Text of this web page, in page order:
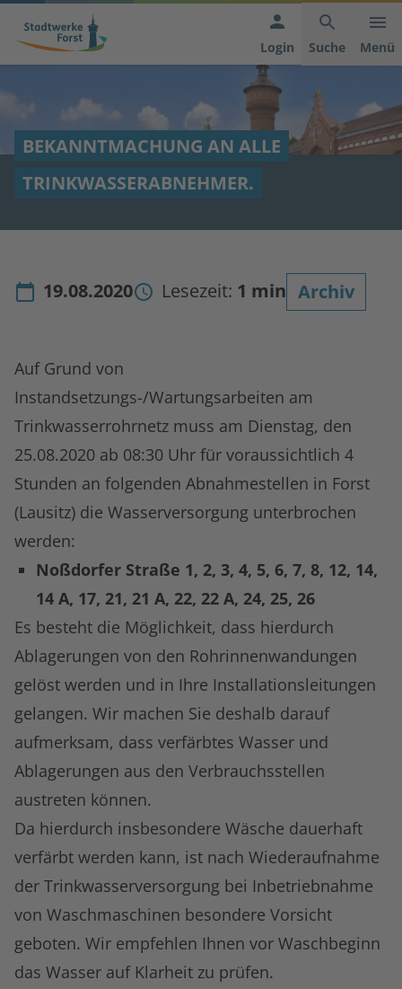
Hauptnavigation
anspringen
Inhaltsbereich
der
anspringen
Footer
anspringen
Login Suche Menü
BEKANNTMACHUNG AN ALLE
TRINKWASSERABNEHMER.
19.08.2020 Lesezeit: 1 min Archiv
Auf Grund von
Instandsetzungs-/Wartungsarbeiten am
Trinkwasserrohrnetz muss am Dienstag, den
25.08.2020 ab 08:30 Uhr für voraussichtlich 4
Stunden an folgenden Abnahmestellen in Forst
(Lausitz) die Wasserversorgung unterbrochen
werden:
Noßdorfer Straße 1, 2, 3, 4, 5, 6, 7, 8, 12, 14,
14 A, 17, 21, 21 A, 22, 22 A, 24, 25, 26
Es besteht die Möglichkeit, dass hierdurch
Ablagerungen von den Rohrinnenwandungen
gelöst werden und in Ihre Installationsleitungen
gelangen. Wir machen Sie deshalb darauf
aufmerksam, dass verfärbtes Wasser und
Ablagerungen aus den Verbrauchsstellen
austreten können.
Da hierdurch insbesondere Wäsche dauerhaft
verfärbt werden kann, ist nach Wiederaufnahme
der Trinkwasserversorgung bei Inbetriebnahme
von Waschmaschinen besondere Vorsicht
geboten. Wir empfehlen Ihnen vor Waschbeginn
das Wasser auf Klarheit zu prüfen.